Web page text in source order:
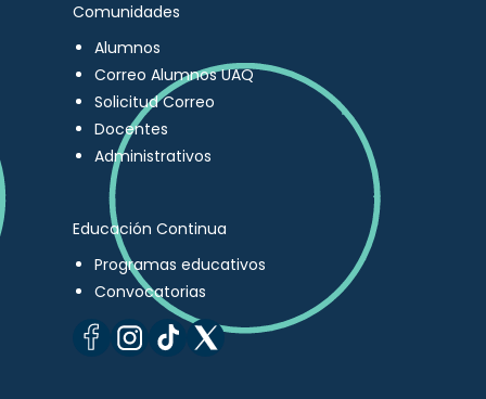
Comunidades
Alumnos
Correo Alumnos UAQ
Solicitud Correo
Docentes
Administrativos
Educación Continua
Programas educativos
Convocatorias